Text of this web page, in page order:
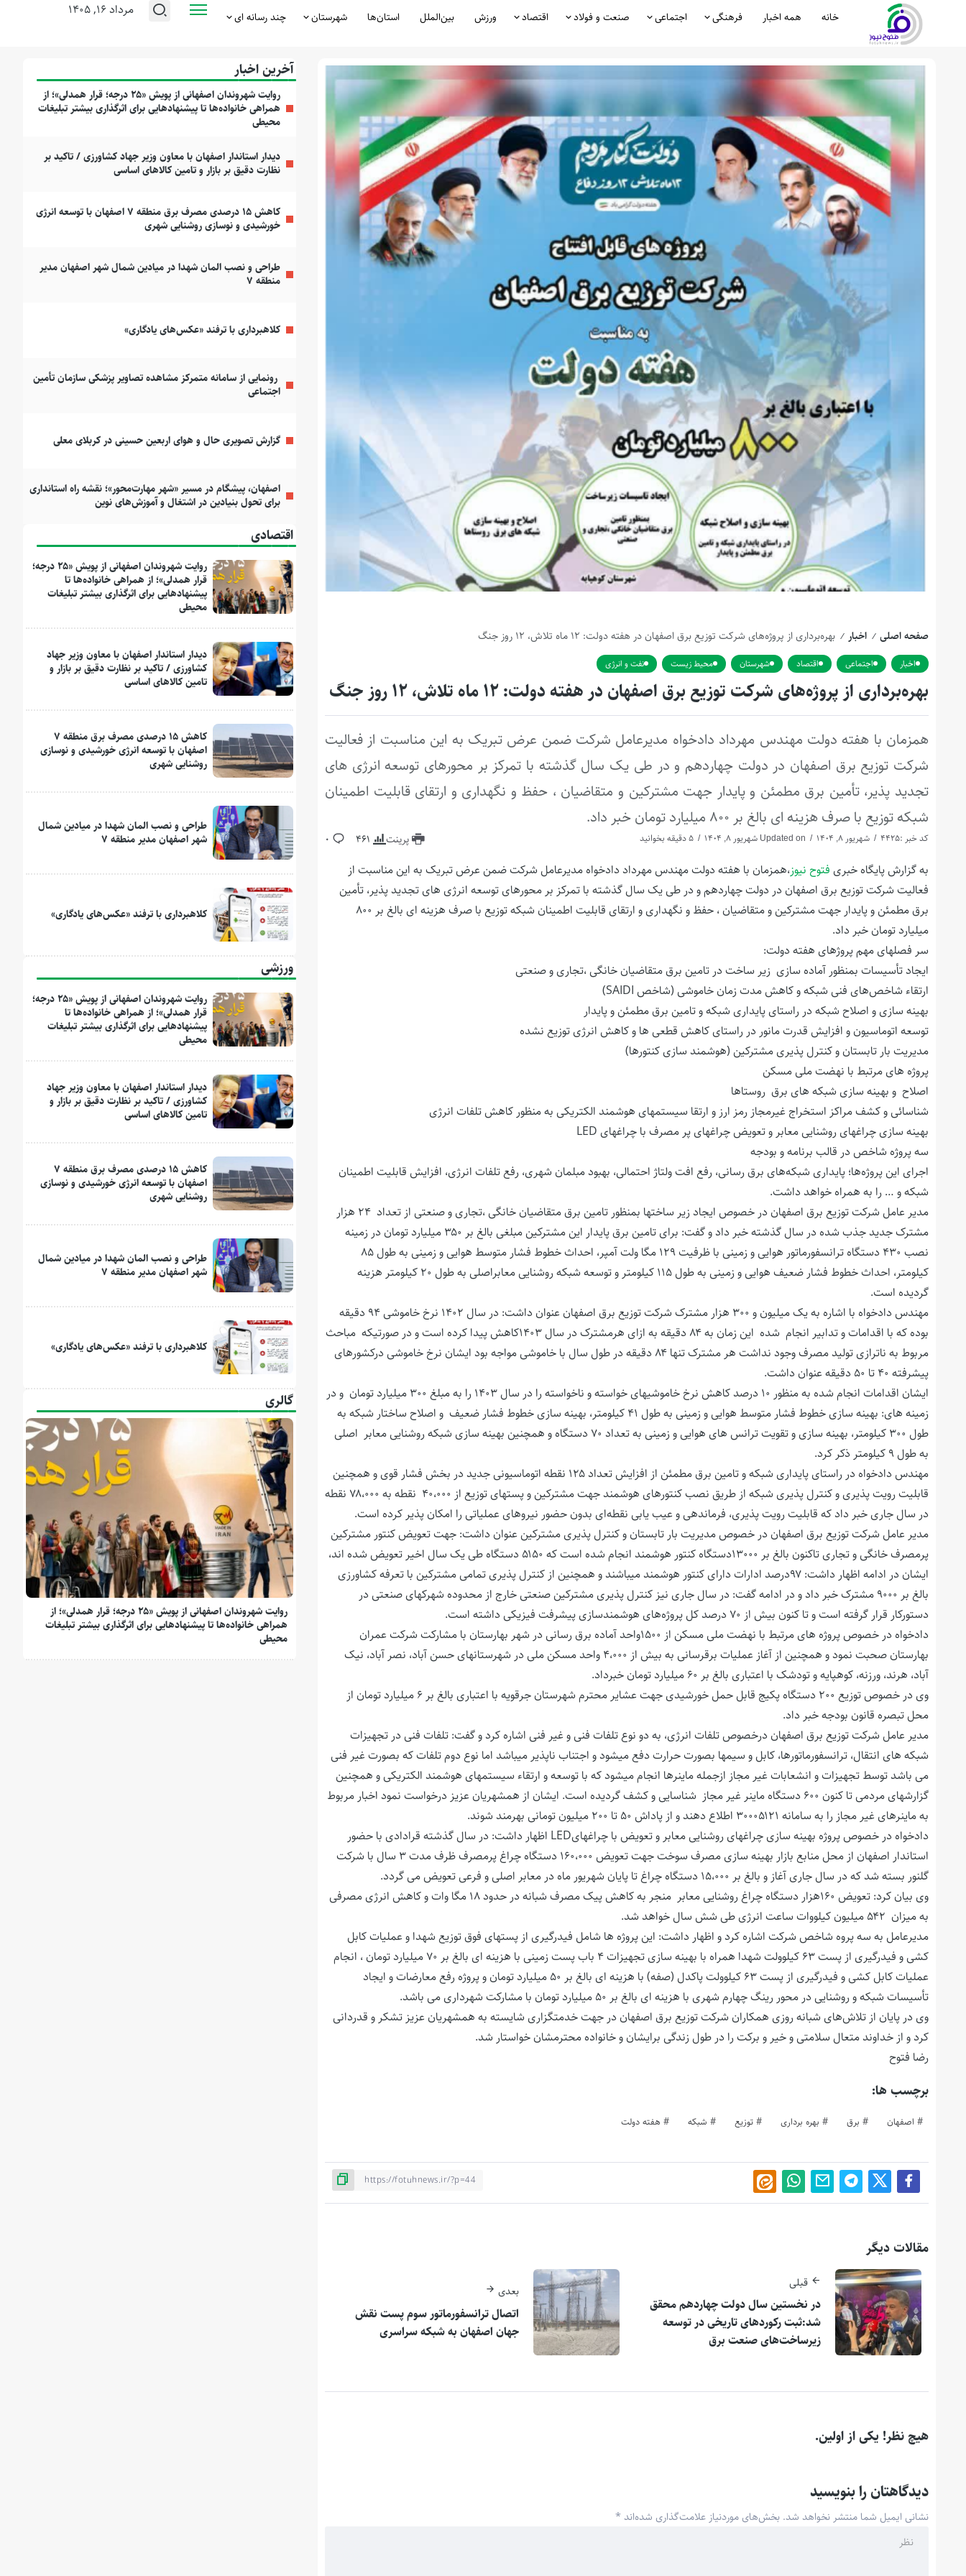
خانه همه اخبار فرهنگی اجتماعی صنعت و فولاد اقتصاد ورزش بین‌الملل استان‌ها شهرستان چند رسانه ای مرداد ۱۶, ۱۴۰۵
صفحه اصلی / اخبار / بهره‌برداری از پروژه‌های شرکت توزیع برق اصفهان در هفته دولت: ۱۲ ماه تلاش، ۱۲ روز جنگ
اخبار اجتماعی اقتصاد شهرستان محیط زیست نفت و انرژی
بهره‌برداری از پروژه‌های شرکت توزیع برق اصفهان در هفته دولت: ۱۲ ماه تلاش، ۱۲ روز جنگ
همزمان با هفته دولت مهندس مهرداد دادخواه مدیرعامل شرکت ضمن عرض تبریک به این مناسبت از فعالیت
شرکت توزیع برق اصفهان در دولت چهاردهم و در طی یک سال گذشته با تمرکز بر محورهای توسعه انرژی های
تجدید پذیر، تأمین برق مطمئن و پایدار جهت مشترکین و متقاضیان ، حفظ و نگهداری و ارتقای قابلیت اطمینان
شبکه توزیع با صرف هزینه ای بالغ بر ۸۰۰ میلیارد تومان خبر داد.
کد خبر :4425 شهریور 8, 1404 پرینت 461
0
به گزارش پایگاه خبری فتوح نیوز،همزمان با هفته دولت مهندس مهرداد دادخواه مدیرعامل شرکت ضمن عرض تبریک به این مناسبت از
فعالیت شرکت توزیع برق اصفهان در دولت چهاردهم و در طی یک سال گذشته با تمرکز بر محورهای توسعه انرژی های تجدید پذیر، تأمین
برق مطمئن و پایدار جهت مشترکین و متقاضیان ، حفظ و نگهداری و ارتقای قابلیت اطمینان شبکه توزیع با صرف هزینه ای بالغ بر ۸۰۰
میلیارد تومان خبر داد.
سر فصلهای مهم پروژهای هفته دولت:
ایجاد تأسیسات بمنظور آماده سازی زیر ساخت در تامین برق متقاضیان خانگی ،تجاری و صنعتی
ارتقاء شاخص‌های فنی شبکه و کاهش مدت زمان خاموشی (شاخص SAIDI)
بهینه سازی و اصلاح شبکه در راستای پایداری شبکه و تامین برق مطمئن و پایدار
توسعه اتوماسیون و افزایش قدرت مانور در راستای کاهش قطعی ها و کاهش انرژی توزیع نشده
مدیریت بار تابستان و کنترل پذیری مشترکین (هوشمند سازی کنتورها)
پروژه های مرتبط با نهضت ملی مسکن
اصلاح و بهینه سازی شبکه های برق روستاها
شناسائی و کشف مراکز استخراج غیرمجاز رمز ارز و ارتقا سیستمهای هوشمند الکتریکی به منظور کاهش تلفات انرژی
بهینه سازی چراغهای روشنایی معابر و تعویض چراغهای پر مصرف با چراغهای LED
سه پروژه شاخص در قالب برنامه و بودجه
اجرای این پروژه‌ها؛ پایداری شبکه‌های برق رسانی، رفع افت ولتاژ احتمالی، بهبود مبلمان شهری، رفع تلفات انرژی، افزایش قابلیت اطمینان
شبکه و … را به همراه خواهد داشت.
مدیر عامل شرکت توزیع برق اصفهان در خصوص ایجاد زیر ساختها بمنظور تامین برق متقاضیان خانگی ،تجاری و صنعتی از تعداد ۲۴ هزار
مشترک جدید جذب شده در سال گذشته خبر داد و گفت: برای تامین برق پایدار این مشترکین مبلغی بالغ بر ۳۵۰ میلیارد تومان در زمینه
نصب ۴۳۰ دستگاه ترانسفورماتور هوایی و زمینی با ظرفیت ۱۲۹ مگا ولت آمپر، احداث خطوط فشار متوسط هوایی و زمینی به طول ۸۵
کیلومتر، احداث خطوط فشار ضعیف هوایی و زمینی به طول ۱۱۵ کیلومتر و توسعه شبکه روشنایی معابراصلی به طول ۲۰ کیلومتر هزینه
گردیده است.
مهندس دادخواه با اشاره به یک میلیون و ۳۰۰ هزار مشترک شرکت توزیع برق اصفهان عنوان داشت: در سال ۱۴۰۲ نرخ خاموشی ۹۴ دقیقه
بوده که با اقدامات و تدابیر انجام شده این زمان به ۸۴ دقیقه به ازای هرمشترک در سال ۱۴۰۳کاهش پیدا کرده است و در صورتیکه مباحث
مربوط به ناترازی تولید مصرف وجود نداشت هر مشترک تنها ۸۴ دقیقه در طول سال با خاموشی مواجه بود ایشان نرخ خاموشی درکشورهای
پیشرفته ۴۰ تا ۵۰ دقیقه عنوان داشت.
ایشان اقدامات انجام شده به منظور ۱۰ درصد کاهش نرخ خاموشیهای خواسته و ناخواسته را در سال ۱۴۰۳ را به مبلغ ۳۰۰ میلیارد تومان و در
زمینه های: بهینه سازی خطوط فشار متوسط هوایی و زمینی به طول ۴۱ کیلومتر، بهینه سازی خطوط فشار ضعیف و اصلاح ساختار شبکه به
طول ۳۰۰ کیلومتر، بهینه سازی و تقویت ترانس های هوایی و زمینی به تعداد ۷۰ دستگاه و همچنین بهینه سازی شبکه روشنایی معابر اصلی
به طول ۹ کیلومتر ذکر کرد.
مهندس دادخواه در راستای پایداری شبکه و تامین برق مطمئن از افزایش تعداد ۱۲۵ نقطه اتوماسیونی جدید در بخش فشار قوی و همچنین
قابلیت رویت پذیری و کنترل پذیری شبکه از طریق نصب کنتورهای هوشمند جهت مشترکین و پستهای توزیع از ۴۰،۰۰۰ نقطه به ۷۸،۰۰۰ نقطه
در سال جاری خبر داد که قابلیت رویت پذیری، فرماندهی و عیب یابی نقطه‌ای بدون حضور نیروهای عملیاتی را امکان پذیر کرده است.
مدیر عامل شرکت توزیع برق اصفهان در خصوص مدیریت بار تابستان و کنترل پذیری مشترکین عنوان داشت: جهت تعویض کنتور مشترکین
پرمصرف خانگی و تجاری تاکنون بالغ بر ۱۳۰۰۰دستگاه کنتور هوشمند انجام شده است که ۵۱۵۰ دستگاه طی یک سال اخیر تعویض شده اند،
ایشان در ادامه اظهار داشت: ۹۷درصد ادارات دارای کنتور هوشمند میباشند و همچنین از کنترل پذیری تمامی مشترکین با تعرفه کشاورزی
بالغ بر ۹۰۰۰ مشترک خبر داد و در ادامه گفت: در سال جاری نیز کنترل پذیری مشترکین صنعتی خارج از محدوده شهرکهای صنعتی در
دستورکار قرار گرفته است و تا کنون بیش از ۷۰ درصد کل پروژه‌های هوشمندسازی پیشرفت فیزیکی داشته است.
دادخواه در خصوص پروژه های مرتبط با نهضت ملی مسکن از ۱۵۰۰واحد آماده برق رسانی در شهر بهارستان با مشارکت شرکت عمران
بهارستان صحبت نمود و همچنین از آغاز عملیات برقرسانی به بیش از ۴،۰۰۰ واحد مسکن ملی در شهرستانهای حسن آباد، نصر آباد، نیک
آباد، هرند، ورزنه، کوهپایه و تودشک با اعتباری بالغ بر ۶۰ میلیارد تومان خبرداد.
وی در خصوص توزیع ۲۰۰ دستگاه پکیج قابل حمل خورشیدی جهت عشایر محترم شهرستان جرقویه با اعتباری بالغ بر ۶ میلیارد تومان از
محل تبصره قانون بودجه خبر داد.
مدیر عامل شرکت توزیع برق اصفهان درخصوص تلفات انرژی، به دو نوع تلفات فنی و غیر فنی اشاره کرد و گفت: تلفات فنی در تجهیزات
شبکه های انتقال، ترانسفورماتورها، کابل و سیمها بصورت حرارت دفع میشود و اجتناب ناپذیر میباشد اما نوع دوم تلفات که بصورت غیر فنی
می باشد توسط تجهیزات و انشعابات غیر مجاز ازجمله ماینرها انجام میشود که با توسعه و ارتقاء سیستمهای هوشمند الکتریکی و همچنین
گزارشهای مردمی تا کنون ۶۰۰ دستگاه ماینر غیر مجاز شناسایی و کشف گردیده است. ایشان از همشهریان عزیز درخواست نمود اخبار مربوط
به ماینرهای غیر مجاز را به سامانه ۳۰۰۰۵۱۲۱ اطلاع دهند و از پاداش ۵۰ تا ۲۰۰ میلیون تومانی بهرمند شوند.
دادخواه در خصوص پروژه بهینه سازی چراغهای روشنایی معابر و تعویض با چراغهایLED اظهار داشت: در سال گذشته قرادادی با حضور
استاندار اصفهان از محل منابع بازار بهینه سازی مصرف سوخت جهت تعویض ۱۶۰،۰۰۰ دستگاه چراغ پرمصرف ظرف مدت ۳ سال با شرکت
گلنور بسته شد که در سال جاری آغاز و بالغ بر ۱۵،۰۰۰ دستگاه چراغ تا پایان شهریور ماه در معابر اصلی و فرعی تعویض می گردد.
وی بیان کرد: تعویض ۱۶۰هزار دستگاه چراغ روشنایی معابر منجر به کاهش پیک مصرف شبانه در حدود ۱۸ مگا وات و کاهش انرژی مصرفی
به میزان ۵۴۲ میلیون کیلووات ساعت انرژی طی شش سال خواهد شد.
مدیرعامل به سه پروه شاخص شرکت اشاره کرد و اظهار داشت: این پروژه ها شامل فیدرگیری از پستهای فوق توزیع شهدا و عملیات کابل
کشی و فیدرگیری از پست ۶۳ کیلوولت شهدا همراه با بهینه سازی تجهیزات ۴ باب پست زمینی با هزینه ای بالغ بر ۷۰ میلیارد تومان ، انجام
عملیات کابل کشی و فیدرگیری از پست ۶۳ کیلوولت پاکدل (صفه) با هزینه ای بالغ بر ۵۰ میلیارد تومان و پروژه رفع معارضات و ایجاد
تأسیسات شبکه و روشنایی در محور رینگ چهارم شهری با هزینه ای بالغ بر ۵۰ میلیارد تومان با مشارکت شهرداری می باشد.
وی در پایان از تلاش‌های شبانه روزی همکاران شرکت توزیع برق اصفهان در جهت خدمتگزاری شایسته به همشهریان عزیز تشکر و قدردانی
کرد و از خداوند متعال سلامتی و خیر و برکت را در طول زندگی برایشان و خانواده محترمشان خواستار شد.
رضا فتوح
برچسب ها:
اصفهان برق بهره برداری توزیع شبکه هفته دولت
مقالات دیگر
قبلی
در نخستین سال دولت چهاردهم محقق
شد:ثبت رکوردهای تاریخی در توسعه
زیرساخت‌های صنعت برق
بعدی
اتصال ترانسفورماتور سوم پست نقش
جهان اصفهان به شبکه سراسری
هیچ نظر! یکی از اولین.
دیدگاهتان را بنویسید
نشانی ایمیل شما منتشر نخواهد شد. بخش‌های موردنیاز علامت‌گذاری شده‌اند *
آخرین اخبار
روایت شهروندان اصفهانی از پویش «۲۵ درجه؛ قرار همدلی»؛ از
همراهی خانواده‌ها تا پیشنهادهایی برای اثرگذاری بیشتر تبلیغات
محیطی
دیدار استاندار اصفهان با معاون وزیر جهاد کشاورزی / تاکید بر
نظارت دقیق بر بازار و تامین کالاهای اساسی
کاهش ۱۵ درصدی مصرف برق منطقه ۷ اصفهان با توسعه انرژی
خورشیدی و نوسازی روشنایی شهری
طراحی و نصب المان شهدا در میادین شمال شهر اصفهان مدیر
منطقه ۷
کلاهبرداری با ترفند «عکس‌های یادگاری»
رونمایی از سامانه متمرکز مشاهده تصاویر پزشکی سازمان تأمین
اجتماعی
گزارش تصویری حال و هوای اربعین حسینی در کربلای معلی
اصفهان، پیشگام در مسیر «شهر مهارت‌محور»؛ نقشه راه استانداری
برای تحول بنیادین در اشتغال و آموزش‌های نوین
اقتصادی
روایت شهروندان اصفهانی از پویش «۲۵ درجه؛
قرار همدلی»؛ از همراهی خانواده‌ها تا
پیشنهادهایی برای اثرگذاری بیشتر تبلیغات
محیطی
دیدار استاندار اصفهان با معاون وزیر جهاد
کشاورزی / تاکید بر نظارت دقیق بر بازار و
تامین کالاهای اساسی
کاهش ۱۵ درصدی مصرف برق منطقه ۷
اصفهان با توسعه انرژی خورشیدی و نوسازی
روشنایی شهری
طراحی و نصب المان شهدا در میادین شمال
شهر اصفهان مدیر منطقه ۷
کلاهبرداری با ترفند «عکس‌های یادگاری»
ورزشی
روایت شهروندان اصفهانی از پویش «۲۵ درجه؛
قرار همدلی»؛ از همراهی خانواده‌ها تا
پیشنهادهایی برای اثرگذاری بیشتر تبلیغات
محیطی
دیدار استاندار اصفهان با معاون وزیر جهاد
کشاورزی / تاکید بر نظارت دقیق بر بازار و
تامین کالاهای اساسی
کاهش ۱۵ درصدی مصرف برق منطقه ۷
اصفهان با توسعه انرژی خورشیدی و نوسازی
روشنایی شهری
طراحی و نصب المان شهدا در میادین شمال
شهر اصفهان مدیر منطقه ۷
کلاهبرداری با ترفند «عکس‌های یادگاری»
گالری
روایت شهروندان اصفهانی از پویش «۲۵ درجه؛ قرار همدلی»؛ از
همراهی خانواده‌ها تا پیشنهادهایی برای اثرگذاری بیشتر تبلیغات
محیطی